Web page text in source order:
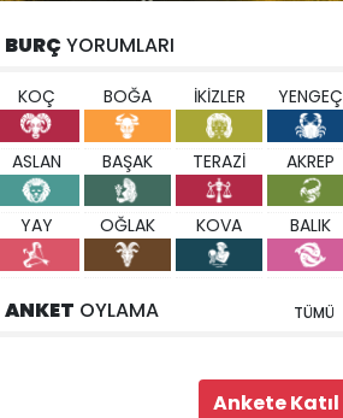
BURÇ YORUMLARI
KOÇ BOĞA İKİZLER YENGEÇ
ASLAN BAŞAK TERAZİ AKREP
YAY OĞLAK KOVA BALIK
ANKET OYLAMA TÜMÜ